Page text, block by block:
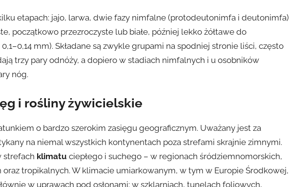
etapach: jajo, larwa, dwie fazy nimfalne (protodeutonimfa i deutonimfa)
początkowo przezroczyste lub białe, później lekko żółtawe do
mm). Składane są zwykle grupami na spodniej stronie liści, często
trzy pary odnóży, a dopiero w stadiach nimfalnych i u osobników
nóg.
i rośliny żywicielskie
o bardzo szerokim zasięgu geograficznym. Uważany jest za
na niemal wszystkich kontynentach poza strefami skrajnie zimnymi.
strefach klimatu ciepłego i suchego – w regionach śródziemnomorskich,
tropikalnych. W klimacie umiarkowanym, w tym w Europie Środkowej,
w uprawach pod osłonami: w szklarniach, tunelach foliowych,